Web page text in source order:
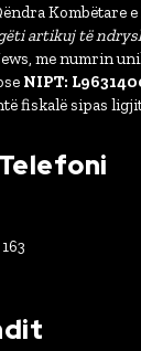
Kombëtare
artikuj të
me numrin
NIPT:
fiskalë sipas